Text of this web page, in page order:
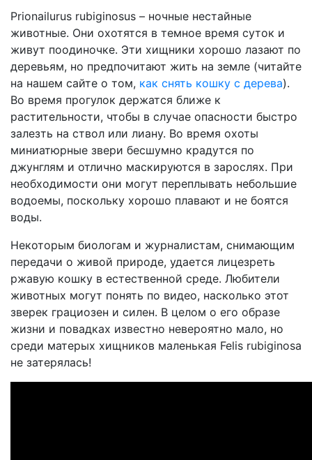
Prionailurus rubiginosus – ночные нестайные
животные. Они охотятся в темное время суток и
живут поодиночке. Эти хищники хорошо лазают по
деревьям, но предпочитают жить на земле (читайте
на нашем сайте о том, как снять кошку с дерева).
Во время прогулок держатся ближе к
растительности, чтобы в случае опасности быстро
залезть на ствол или лиану. Во время охоты
миниатюрные звери бесшумно крадутся по
джунглям и отлично маскируются в зарослях. При
необходимости они могут переплывать небольшие
водоемы, поскольку хорошо плавают и не боятся
воды.
Некоторым биологам и журналистам, снимающим
передачи о живой природе, удается лицезреть
ржавую кошку в естественной среде. Любители
животных могут понять по видео, насколько этот
зверек грациозен и силен. В целом о его образе
жизни и повадках известно невероятно мало, но
среди матерых хищников маленькая Felis rubiginosa
не затерялась!